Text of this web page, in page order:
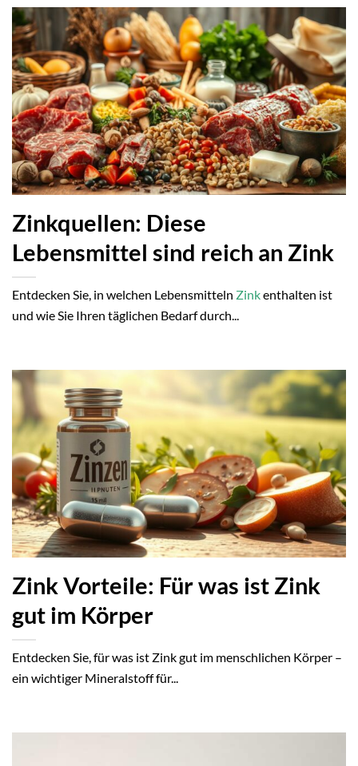
Zinkquellen: Diese
Lebensmittel sind reich an Zink
Entdecken Sie, in welchen Lebensmitteln Zinkenthalten ist
und wie Sie Ihren täglichen Bedarf durch...
Zink Vorteile: Für was ist Zink
gut im Körper
Entdecken Sie, für was ist Zink gut im menschlichen Körper –
ein wichtiger Mineralstoff für...